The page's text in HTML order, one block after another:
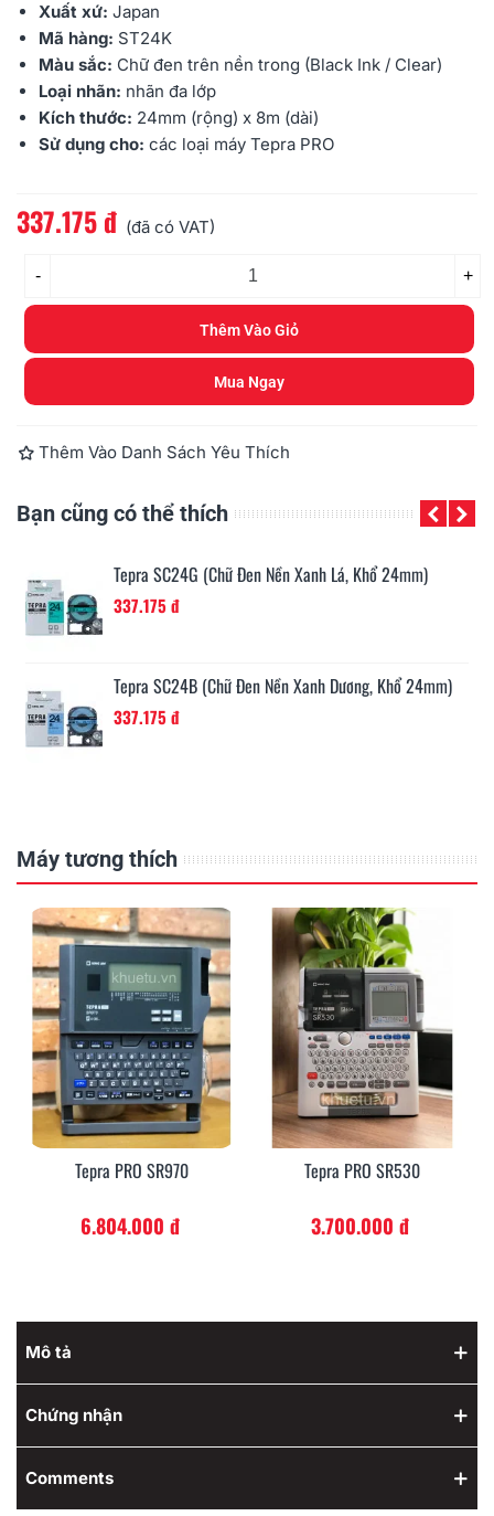
Xuất xứ: Japan
Mã hàng: ST24K
Màu sắc: Chữ đen trên nền trong (Black Ink / Clear)
Loại nhãn: nhãn đa lớp
Kích thước: 24mm (rộng) x 8m (dài)
Sử dụng cho: các loại máy Tepra PRO
Đọc thêm
337.175 đ (đã có VAT)
- +
Thêm Vào Giỏ
Mua Ngay
Thêm Vào Danh Sách Yêu Thích
Bạn cũng có thể thích
Tepra SC24G (Chữ Đen Nền Xanh Lá, Khổ 24mm)
337.175 đ
Tepra SC24B (Chữ Đen Nền Xanh Dương, Khổ 24mm)
337.175 đ
Máy tương thích
Tepra PRO SR970
6.804.000 đ
Tepra PRO SR530
3.700.000 đ
Mô tả
Chứng nhận
Comments